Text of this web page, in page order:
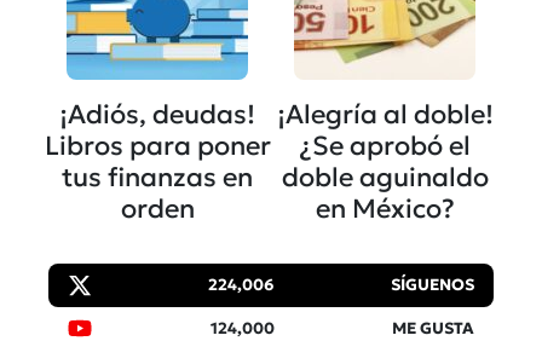
¡Adiós, deudas!
Libros para poner
tus finanzas en
orden
¡Alegría al doble!
¿Se aprobó el
doble aguinaldo
en México?
224,006 SÍGUENOS
124,000 ME GUSTA